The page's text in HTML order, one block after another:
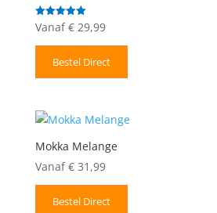
Gewaardeerd
5.00
uit 5
Vanaf €29,99
Bestel Direct
Mokka Melange
Vanaf €31,99
Bestel Direct